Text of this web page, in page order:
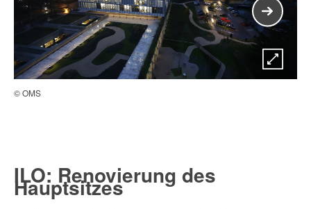
© OMS
ILO: Renovierung des
Hauptsitzes